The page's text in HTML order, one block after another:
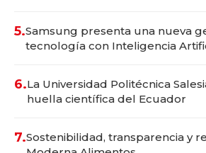
5.Samsung presenta una nueva
tecnología con Inteligencia
6.La Universidad Politécnica
huella científica del Ecuador
7.Sostenibilidad, transparencia y